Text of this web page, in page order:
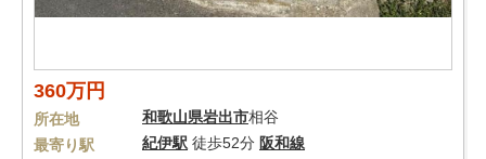
360万円
所在地 和歌山県岩出市相谷
最寄り駅
紀伊駅 徒歩52分 阪和線